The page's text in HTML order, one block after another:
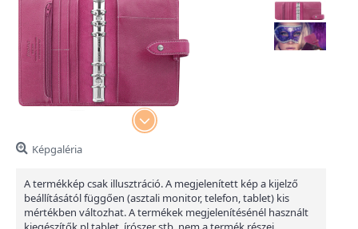
Képgaléria
A termékkép csak illusztráció. A megjelenített kép a kijelző
beállításától függően (asztali monitor, telefon, tablet) kis
mértékben változhat. A termékek megjelenítésénél használt